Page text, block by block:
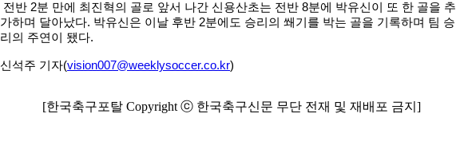
전반 2분 만에 최진혁의 골로 앞서 나간 신용산초는 전반 8분에 박유신이 또 한 골을 추
가하며 달아났다. 박유신은 이날 후반 2분에도 승리의 쐐기를 박는 골을 기록하며 팀 승
리의 주연이 됐다.
신석주 기자(vision007@weeklysoccer.co.kr)
[한국축구포탈 Copyright ⓒ 한국축구신문 무단 전재 및 재배포 금지]